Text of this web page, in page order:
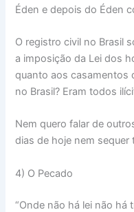
Éden e depois do Éden
O registro civil no Brasil
a imposição da Lei dos
quanto aos casamentos
no Brasil? Eram todos
Nem quero falar de
dias de hoje nem sequer
4) O Pecado
“Onde não há lei não há